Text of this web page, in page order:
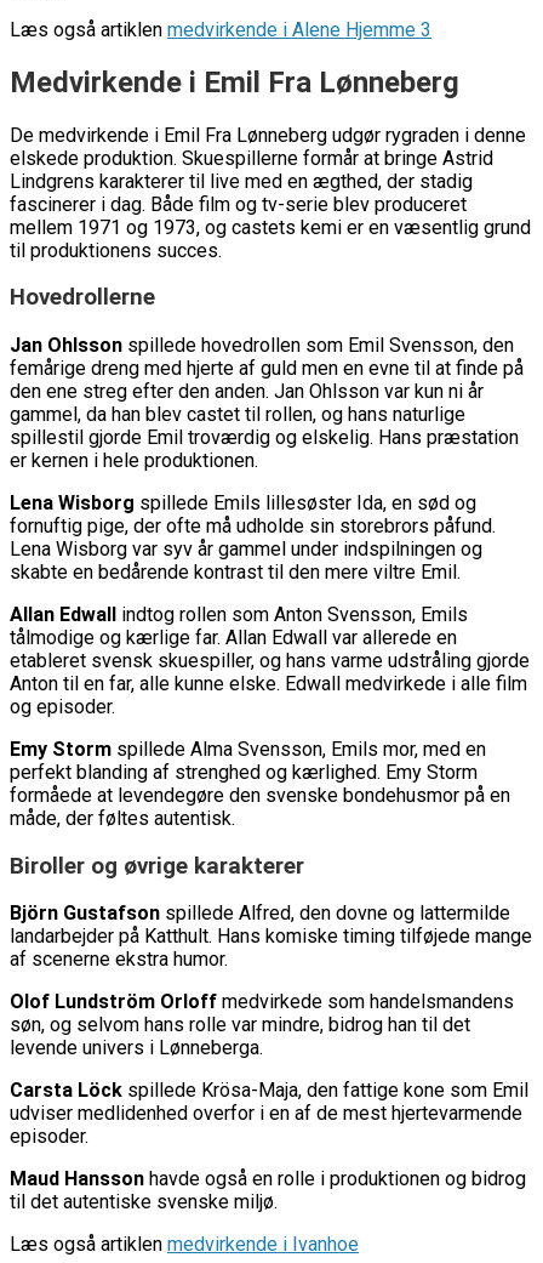
Læs også artiklen medvirkende i Alene Hjemme 3
Medvirkende i Emil Fra Lønneberg
De medvirkende i Emil Fra Lønneberg udgør rygraden i denne
elskede produktion. Skuespillerne formår at bringe Astrid
Lindgrens karakterer til live med en ægthed, der stadig
fascinerer i dag. Både film og tv-serie blev produceret
mellem 1971 og 1973, og castets kemi er en væsentlig grund
til produktionens succes.
Hovedrollerne
Jan Ohlsson spillede hovedrollen som Emil Svensson, den
femårige dreng med hjerte af guld men en evne til at finde på
den ene streg efter den anden. Jan Ohlsson var kun ni år
gammel, da han blev castet til rollen, og hans naturlige
spillestil gjorde Emil troværdig og elskelig. Hans præstation
er kernen i hele produktionen.
Lena Wisborg spillede Emils lillesøster Ida, en sød og
fornuftig pige, der ofte må udholde sin storebrors påfund.
Lena Wisborg var syv år gammel under indspilningen og
skabte en bedårende kontrast til den mere viltre Emil.
Allan Edwall indtog rollen som Anton Svensson, Emils
tålmodige og kærlige far. Allan Edwall var allerede en
etableret svensk skuespiller, og hans varme udstråling gjorde
Anton til en far, alle kunne elske. Edwall medvirkede i alle film
og episoder.
Emy Storm spillede Alma Svensson, Emils mor, med en
perfekt blanding af strenghed og kærlighed. Emy Storm
formåede at levendegøre den svenske bondehusmor på en
måde, der føltes autentisk.
Biroller og øvrige karakterer
Björn Gustafson spillede Alfred, den dovne og lattermilde
landarbejder på Katthult. Hans komiske timing tilføjede mange
af scenerne ekstra humor.
Olof Lundström Orloff medvirkede som handelsmandens
søn, og selvom hans rolle var mindre, bidrog han til det
levende univers i Lønneberga.
Carsta Löck spillede Krösa-Maja, den fattige kone som Emil
udviser medlidenhed overfor i en af de mest hjertevarmende
episoder.
Maud Hansson havde også en rolle i produktionen og bidrog
til det autentiske svenske miljø.
Læs også artiklen medvirkende i Ivanhoe